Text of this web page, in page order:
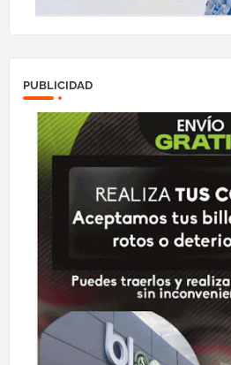
PUBLICIDAD